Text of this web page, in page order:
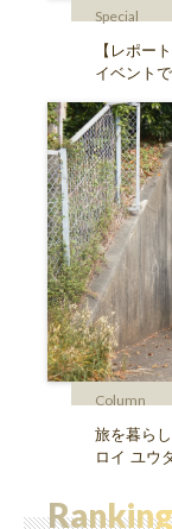
Special
【レポー
イベント
Column
旅を暮ら
ロイ ユウ
Ranking